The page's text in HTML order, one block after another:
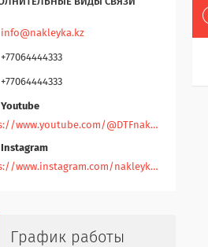
info@nakleyka.kz
+77064444333
+77064444333
Youtube
https://www.youtube.com/@DTFnakleyka
Instagram
https://www.instagram.com/nakleyka/
График работы